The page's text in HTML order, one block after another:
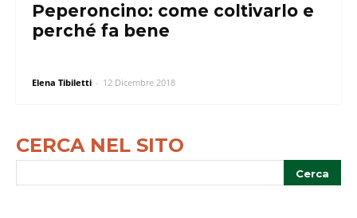
Peperoncino: come coltivarlo e
perché fa bene
Elena Tibiletti - 12 Dicembre 2018
CERCA NEL SITO